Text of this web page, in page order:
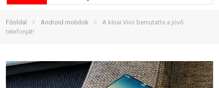
Főoldal » Android mobilok »
A kínai Vivo bemutatta a jövő
telefonját!